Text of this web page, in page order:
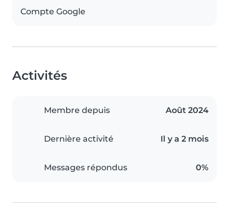
Compte Google
Activités
Membre depuis Août 2024
Dernière activité Il y a 2 mois
Messages répondus 0%